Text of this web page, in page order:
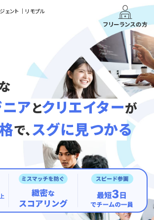
ェント｜リモプル
フリーランスの方
アとクリエイターが
で、スグに見つかる